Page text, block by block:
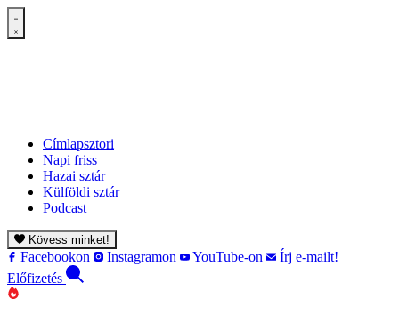
Címlapsztori
Napi friss
Hazai sztár
Külföldi sztár
Podcast
Kövess minket!
Facebookon Instagramon YouTube-on
Írj e-mailt!
Előfizetés